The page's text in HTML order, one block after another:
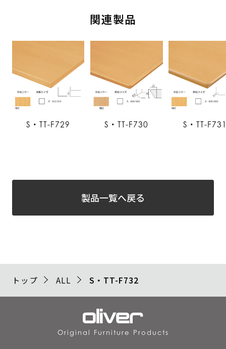
関連製品
S・TT-F729 S・TT-F730 S・TT-
製品一覧へ戻る
トップ ALL S・TT-F732
Original Furniture Products